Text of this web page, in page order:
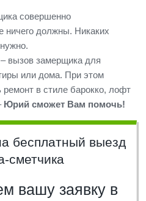
совершенно
должны. Никаких
вызов замерщика для
или дома. При этом
в стиле барокко, лофт
Юрий сможет Вам помочь!
бесплатный выезд
сметчика
вашу заявку в